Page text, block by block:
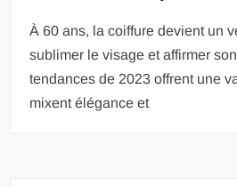
À 60 ans, la coiffure devient un
sublimer le visage et affirmer
tendances de 2023 offrent une
mixent élégance et